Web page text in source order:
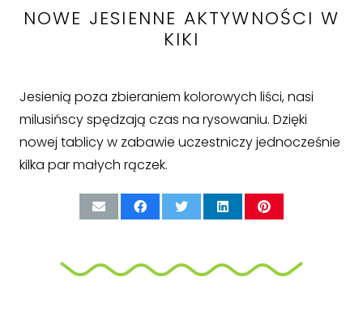
NOWE JESIENNE AKTYWNOŚCI W
KIKI
Jesienią poza zbieraniem kolorowych liści, nasi
milusińscy spędzają czas na rysowaniu. Dzięki
nowej tablicy w zabawie uczestniczy jednocześnie
kilka par małych rączek.